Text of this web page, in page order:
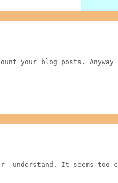
your blog posts.
understand. It seems